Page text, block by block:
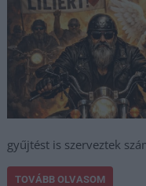
gyűjtést is szerveztek
TOVÁBB OLVASOM